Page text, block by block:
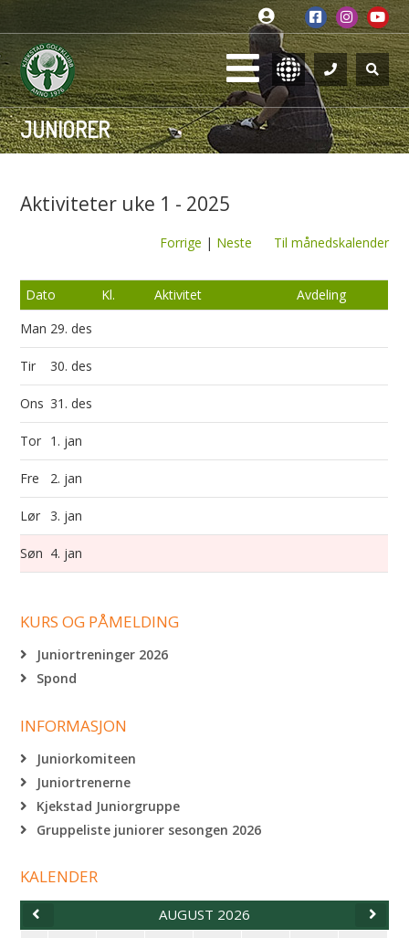
JUNIORER
Aktiviteter uke 1 - 2025
Forrige | Neste Til månedskalender
Dato Kl. Aktivitet
Avdeling
Man 29. des
Tir 30. des
Ons 31. des
Tor 1. jan
Fre 2. jan
Lør 3. jan
Søn 4. jan
KURS OG PÅMELDING
Juniortreninger 2026
Spond
INFORMASJON
Juniorkomiteen
Juniortrenerne
Kjekstad Juniorgruppe
Gruppeliste juniorer sesongen 2026
KALENDER
AUGUST 2026